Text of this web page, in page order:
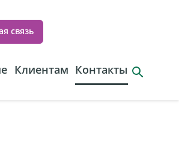
связь
Клиентам Контакты